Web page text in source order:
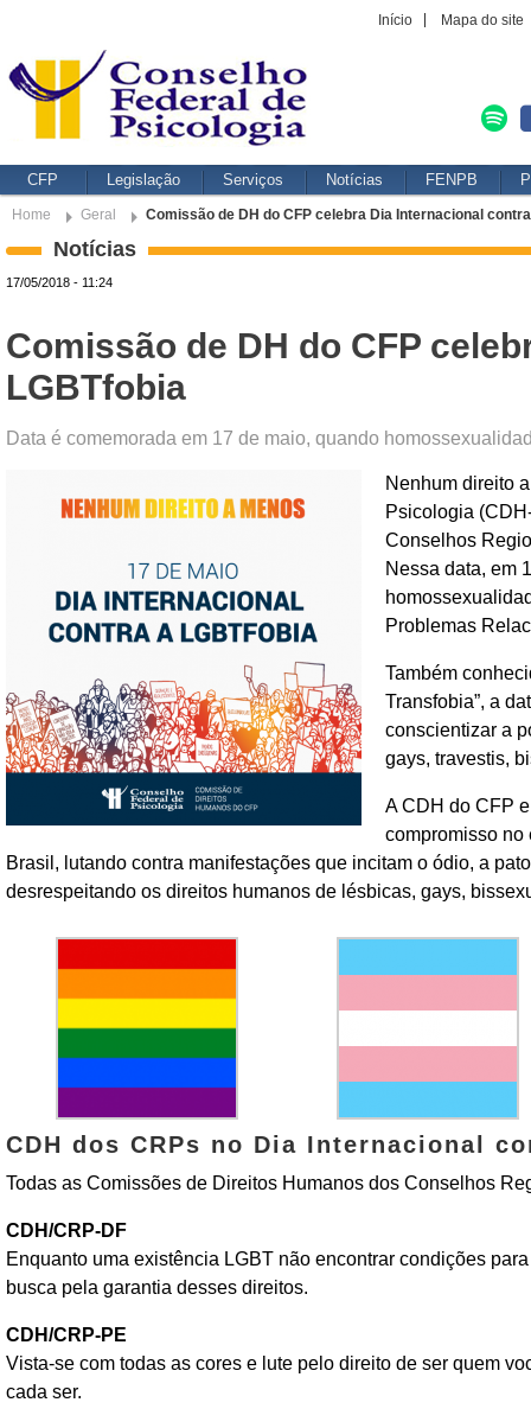
Início Mapa do site
CFP Legislação Serviços Notícias FENPB
Home Geral Comissão de DH do CFP celebra Dia Internacional
Notícias
17/05/2018 - 11:24
Comissão de DH do CFP
LGBTfobia
Data é comemorada em 17 de maio, quando
Nenhum direito
Psicologia
Conselhos
Nessa data, em
Problemas
Também
Transfobia”, a
conscientizar a
gays, travestis,
A CDH do CFP
compromisso no
Brasil, lutando contra manifestações que incitam o ódio, a
desrespeitando os direitos humanos de lésbicas, gays,
CDH dos CRPs no Dia Internacional
Todas as Comissões de Direitos Humanos dos Conselhos
CDH/CRP-DF
Enquanto uma existência LGBT não encontrar condições
busca pela garantia desses direitos.
CDH/CRP-PE
Vista-se com todas as cores e lute pelo direito de ser quem
cada ser.